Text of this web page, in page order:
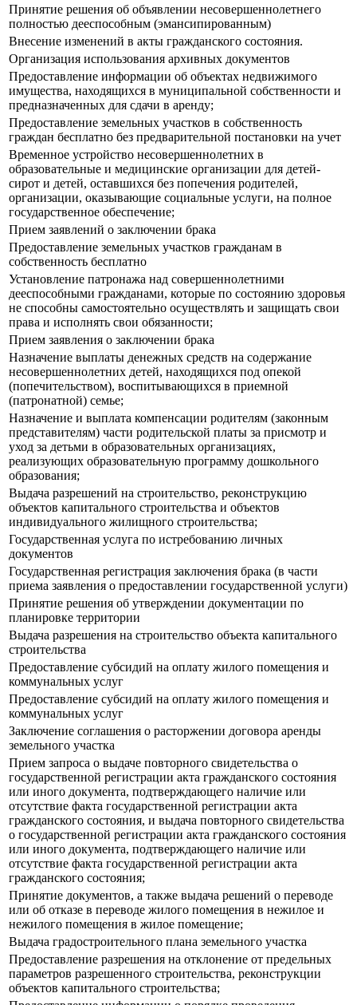
Принятие решения об объявлении несовершеннолетнего
полностью дееспособным (эмансипированным)
Внесение изменений в акты гражданского состояния.
Организация использования архивных документов
Предоставление информации об объектах недвижимого
имущества, находящихся в муниципальной собственности и
предназначенных для сдачи в аренду;
Предоставление земельных участков в собственность
граждан бесплатно без предварительной постановки на учет
Временное устройство несовершеннолетних в
образовательные и медицинские организации для детей-
сирот и детей, оставшихся без попечения родителей,
организации, оказывающие социальные услуги, на полное
государственное обеспечение;
Прием заявлений о заключении брака
Предоставление земельных участков гражданам в
собственность бесплатно
Установление патронажа над совершеннолетними
дееспособными гражданами, которые по состоянию здоровья
не способны самостоятельно осуществлять и защищать свои
права и исполнять свои обязанности;
Прием заявления о заключении брака
Назначение выплаты денежных средств на содержание
несовершеннолетних детей, находящихся под опекой
(попечительством), воспитывающихся в приемной
(патронатной) семье;
Назначение и выплата компенсации родителям (законным
представителям) части родительской платы за присмотр и
уход за детьми в образовательных организациях,
реализующих образовательную программу дошкольного
образования;
Выдача разрешений на строительство, реконструкцию
объектов капитального строительства и объектов
индивидуального жилищного строительства;
Государственная услуга по истребованию личных
документов
Государственная регистрация заключения брака (в части
приема заявления о предоставлении государственной услуги)
Принятие решения об утверждении документации по
планировке территории
Выдача разрешения на строительство объекта капитального
строительства
Предоставление субсидий на оплату жилого помещения и
коммунальных услуг
Предоставление субсидий на оплату жилого помещения и
коммунальных услуг
Заключение соглашения о расторжении договора аренды
земельного участка
Прием запроса о выдаче повторного свидетельства о
государственной регистрации акта гражданского состояния
или иного документа, подтверждающего наличие или
отсутствие факта государственной регистрации акта
гражданского состояния, и выдача повторного свидетельства
о государственной регистрации акта гражданского состояния
или иного документа, подтверждающего наличие или
отсутствие факта государственной регистрации акта
гражданского состояния;
Принятие документов, а также выдача решений о переводе
или об отказе в переводе жилого помещения в нежилое и
нежилого помещения в жилое помещение;
Выдача градостроительного плана земельного участка
Предоставление разрешения на отклонение от предельных
параметров разрешенного строительства, реконструкции
объектов капитального строительства;